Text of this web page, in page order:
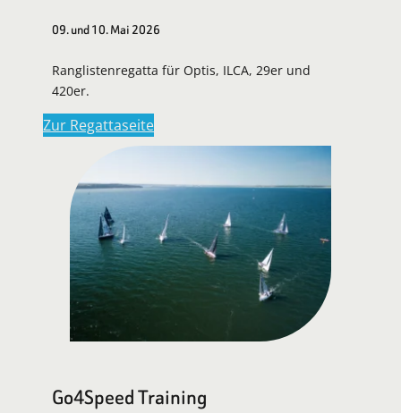
09. und 10. Mai 2026
Ranglistenregatta für Optis, ILCA, 29er und
420er.
Zur Regattaseite
Go4Speed Training